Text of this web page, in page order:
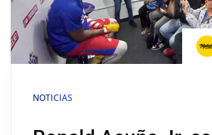
NOTICIAS